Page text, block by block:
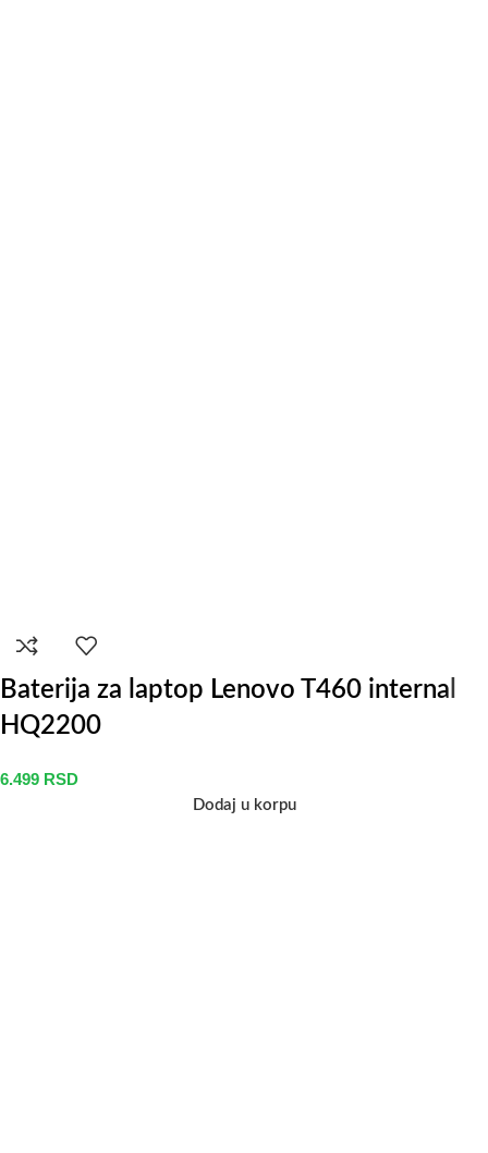
Baterija za laptop Lenovo T460 internal
HQ2200
6.499 RSD
Dodaj u korpu